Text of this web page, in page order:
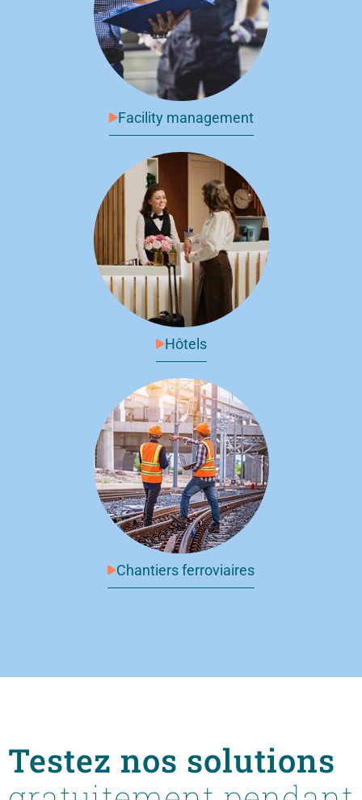
Facility management
Hôtels
Chantiers ferroviaires
Testez nos solutions